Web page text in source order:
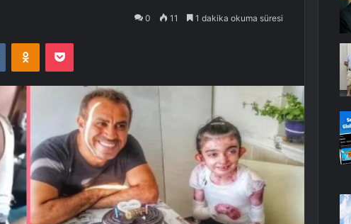
0 11 1 dakika okuma süresi
VKontakteOdnoklassniki
Pocket